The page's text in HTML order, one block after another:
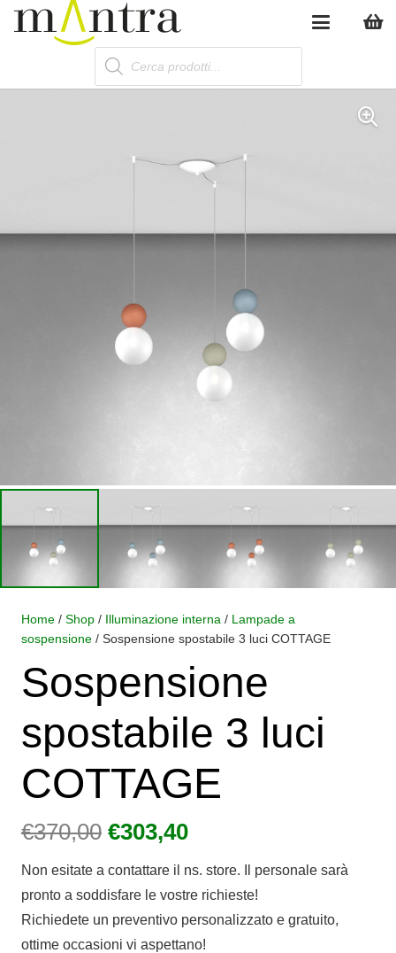
Products
search
Home / Shop / Illuminazione interna / Lampade a
sospensione / Sospensione spostabile 3 luci COTTAGE
Sospensione
spostabile 3 luci
COTTAGE
€370,00 Il
originale
era:
€370,00.
€303,40Il
attuale
è:
€303,40.
Non esitate a contattare il ns. store. Il personale sarà
pronto a soddisfare le vostre richieste!
Richiedete un preventivo personalizzato e gratuito,
ottime occasioni vi aspettano!